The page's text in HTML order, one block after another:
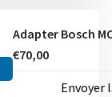
€70,00
Envoyer